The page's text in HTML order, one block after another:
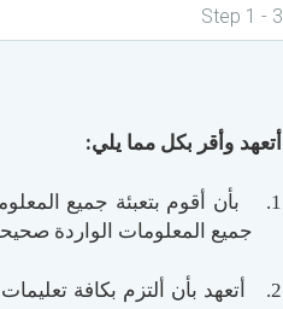
Step 1 - 3
أتعهد وأقر بكل مما يلي:
1.
بأن أقوم بتعبئة جميع
جميع المعلومات الواردة
2.
أتعهد بأن ألتزم بكافة